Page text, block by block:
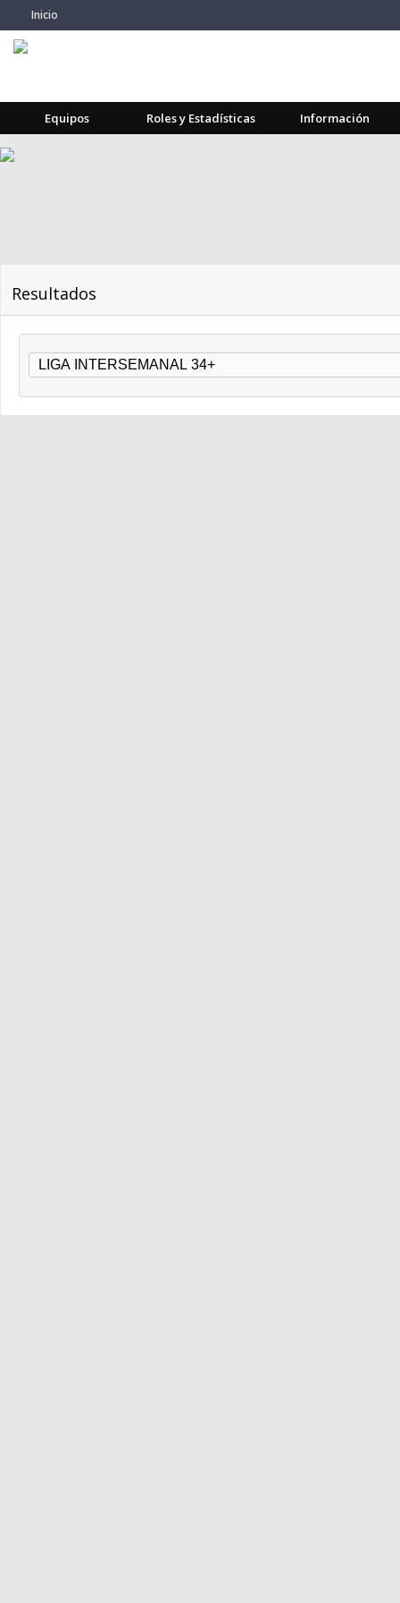
Inicio
Equipos Roles y Estadísticas Información
Resultados